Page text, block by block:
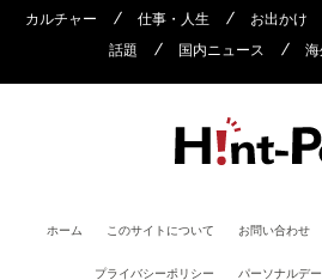
カルチャー
仕事・人生 お出かけ
話題
国内ニュース 海
ホーム このサイトについて お問い合わせ
プライバシーポリシー パーソナルデ